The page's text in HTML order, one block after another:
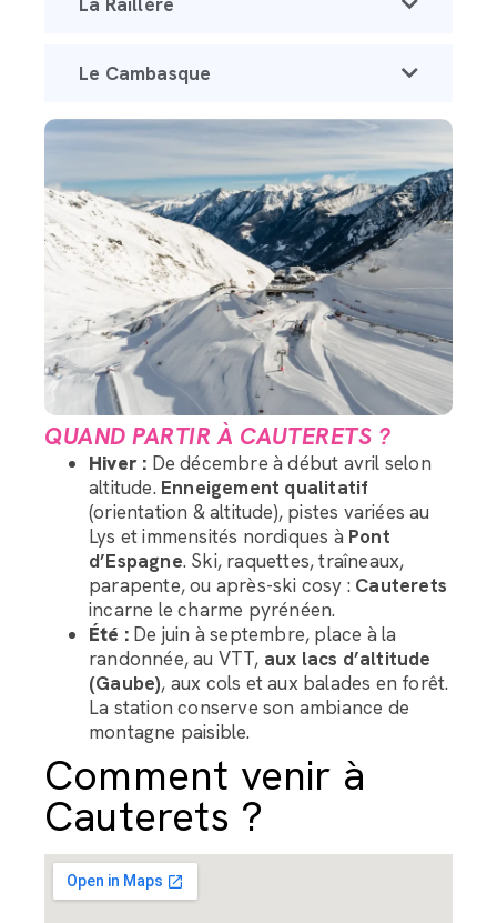
Le Cambasque
QUAND PARTIR À CAUTERETS ?
Hiver : De décembre à début avril selon
altitude. Enneigement qualitatif
(orientation & altitude), pistes variées au
Lys et immensités nordiques à Pont
d’Espagne. Ski, raquettes, traîneaux,
parapente, ou après-ski cosy : Cauterets
incarne le charme pyrénéen.
Été : De juin à septembre, place à la
randonnée, au VTT, aux lacs d’altitude
(Gaube), aux cols et aux balades en forêt.
La station conserve son ambiance de
montagne paisible.
Comment venir à
Cauterets ?